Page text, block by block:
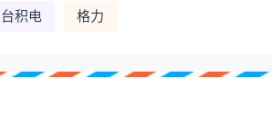
台积电 格力